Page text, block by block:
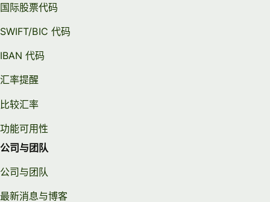
国际股票代码
SWIFT/BIC 代码
IBAN 代码
汇率提醒
比较汇率
功能可用性
公司与团队
公司与团队
最新消息与博客